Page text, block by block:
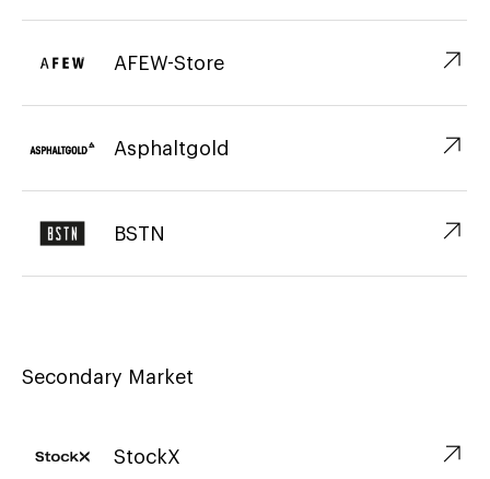
AFEW-Store ↗︎
Asphaltgold ↗︎
BSTN ↗︎
Secondary Market
StockX ↗︎